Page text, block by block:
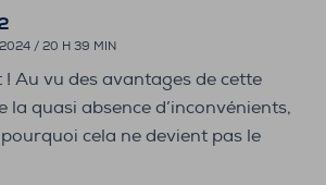
/ 20 H 39 MIN
! Au vu des avantages de cette
la quasi absence d’inconvénients,
cela ne devient pas le